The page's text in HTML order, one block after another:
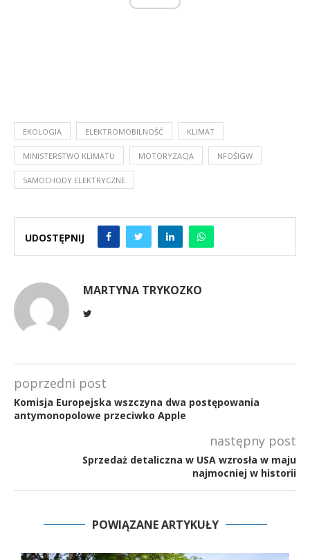
EKOLOGIA ELEKTROMOBILNOŚĆ KLIMAT
MINISTERSTWO KLIMATU MOTORYZACJA NFOŚIGW
SAMOCHODY ELEKTRYCZNE
UDOSTĘPNIJ
MARTYNA TRYKOZKO
poprzedni post
Komisja Europejska wszczyna dwa postępowania
antymonopolowe przeciwko Apple
następny post
Sprzedaż detaliczna w USA wzrosła w maju
najmocniej w historii
POWIĄZANE ARTYKUŁY